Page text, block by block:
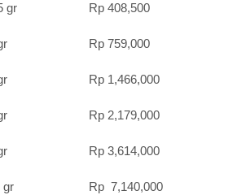
– 0.5 gr Rp 408,500
– 1 gr Rp 759,000
– 2 gr Rp 1,466,000
– 3 gr Rp 2,179,000
– 5 gr Rp 3,614,000
– 10 gr Rp 7,140,000